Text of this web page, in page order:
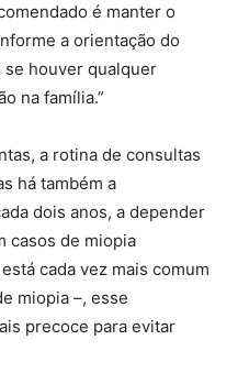
é manter o
a orientação do
houver qualquer
na família.”
a rotina de consultas
há também a
dois anos, a depender
casos de miopia
cada vez mais comum
miopia –, esse
precoce para evitar